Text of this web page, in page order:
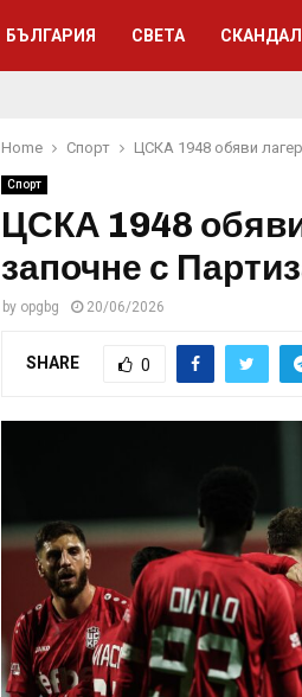
БЪЛГАРИЯ СВЕТА
Home Спорт ЦСКА 1948 обяви
Спорт
ЦСКА 1948
започне с
by opgbg 20/06/2026
SHARE 0